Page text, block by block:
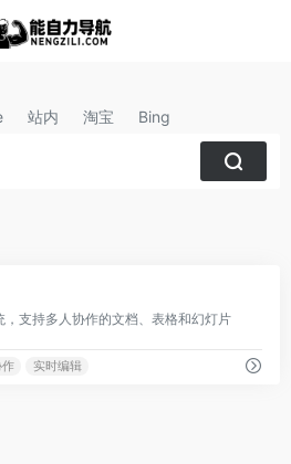
站内 淘宝 Bing
，支持多人协作的文档、表格和幻灯片
作 实时编辑